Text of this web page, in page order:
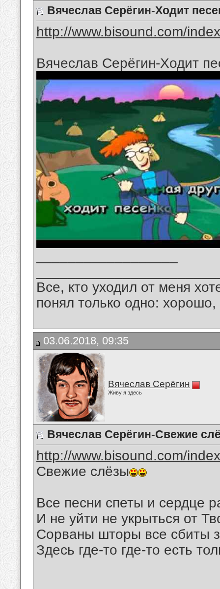
Вячеслав Серёгин-Ходит
http://www.bisound.com/
Вячеслав Серёгин-Ходит
Все, кто уходил от меня
понял только одно:
03.06.2018, 09:35
Вячеслав Серёгин
Живу я здесь
Вячеслав Серёгин-Свежие
http://www.bisound.com/
Свежие слёзы
Все песни спеты и сердце
И не уйти не укрыться от
Сорваны шторы все сбиты
Здесь где-то где-то есть